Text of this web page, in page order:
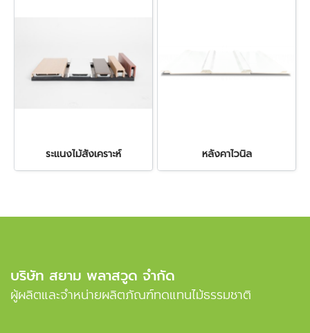
ระแนงไม้สังเคราะห์ หลังคาไวนิล
บริษัท สยาม พลาสวูด จำกัด
ผู้ผลิตและจำหน่ายผลิตภัณฑ์ทดแทนไม้ธรรมชาติ